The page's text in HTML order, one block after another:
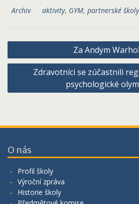
Archiv aktivity, GYM, partnerské školy
Navigace
pro
příspěvek
Za Andym
Zdravotníci se zúčastnili
psychologické
O nás
Profil školy
Výroční zpráva
Historie školy